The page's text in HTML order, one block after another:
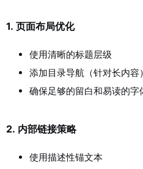
1. 页面布局优化
使用清晰的标题层级
添加目录导航（针对长内容）
确保足够的留白和易读的字
2. 内部链接策略
使用描述性锚文本